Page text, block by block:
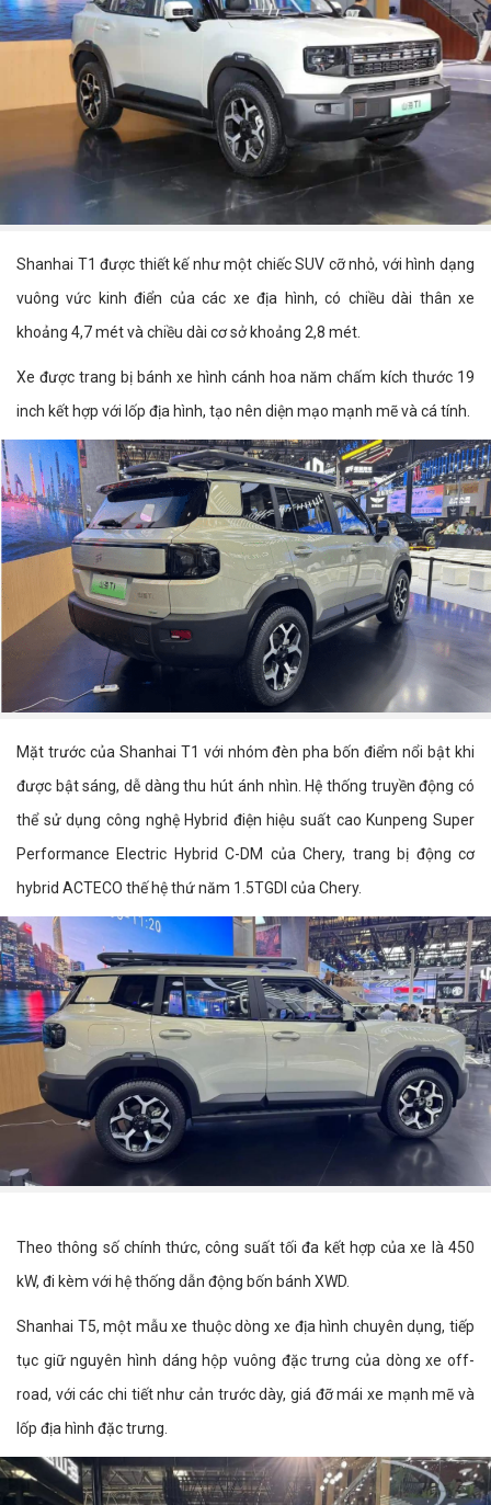
Shanhai T1 được thiết kế như một chiếc SUV cỡ nhỏ, với hình dạng
vuông vức kinh điển của các xe địa hình, có chiều dài thân xe
khoảng 4,7 mét và chiều dài cơ sở khoảng 2,8 mét.
Xe được trang bị bánh xe hình cánh hoa năm chấm kích thước 19
inch kết hợp với lốp địa hình, tạo nên diện mạo mạnh mẽ và cá tính.
Mặt trước của Shanhai T1 với nhóm đèn pha bốn điểm nổi bật khi
được bật sáng, dễ dàng thu hút ánh nhìn. Hệ thống truyền động có
thể sử dụng công nghệ Hybrid điện hiệu suất cao Kunpeng Super
Performance Electric Hybrid C-DM của Chery, trang bị động cơ
hybrid ACTECO thế hệ thứ năm 1.5TGDI của Chery.
Theo thông số chính thức, công suất tối đa kết hợp của xe là 450
kW, đi kèm với hệ thống dẫn động bốn bánh XWD.
Shanhai T5, một mẫu xe thuộc dòng xe địa hình chuyên dụng, tiếp
tục giữ nguyên hình dáng hộp vuông đặc trưng của dòng xe off-
road, với các chi tiết như cản trước dày, giá đỡ mái xe mạnh mẽ và
lốp địa hình đặc trưng.